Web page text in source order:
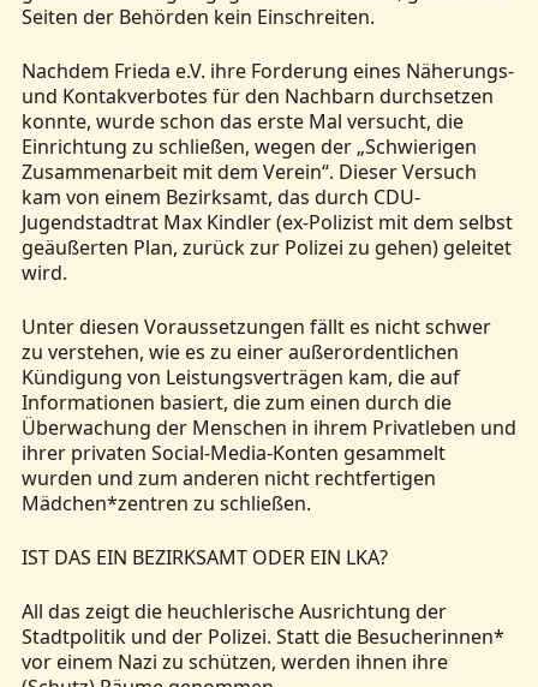
Seiten der Behörden kein Einschreiten.
Nachdem Frieda e.V. ihre Forderung eines Näherungs-
und Kontakverbotes für den Nachbarn durchsetzen
konnte, wurde schon das erste Mal versucht, die
Einrichtung zu schließen, wegen der „Schwierigen
Zusammenarbeit mit dem Verein“. Dieser Versuch
kam von einem Bezirksamt, das durch CDU-
Jugendstadtrat Max Kindler (ex-Polizist mit dem selbst
geäußerten Plan, zurück zur Polizei zu gehen) geleitet
wird.
Unter diesen Voraussetzungen fällt es nicht schwer
zu verstehen, wie es zu einer außerordentlichen
Kündigung von Leistungsverträgen kam, die auf
Informationen basiert, die zum einen durch die
Überwachung der Menschen in ihrem Privatleben und
ihrer privaten Social-Media-Konten gesammelt
wurden und zum anderen nicht rechtfertigen
Mädchen*zentren zu schließen.
IST DAS EIN BEZIRKSAMT ODER EIN LKA?
All das zeigt die heuchlerische Ausrichtung der
Stadtpolitik und der Polizei. Statt die Besucherinnen*
vor einem Nazi zu schützen, werden ihnen ihre